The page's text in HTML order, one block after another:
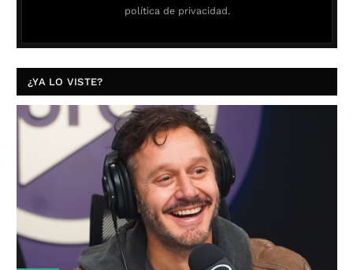
política de privacidad.
¿YA LO VISTE?